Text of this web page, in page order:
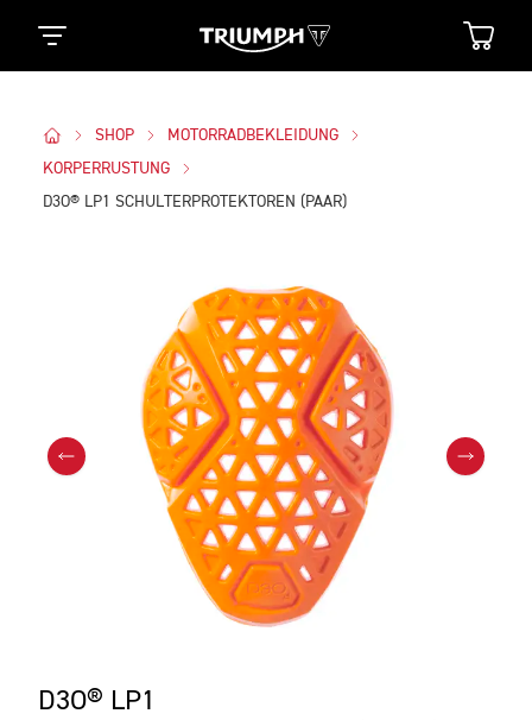
SHOP
MOTORRADBEKLEIDUNG
KORPERRUSTUNG
D3O® LP1 SCHULTERPROTEKTOREN (PAAR)
D3O® LP1